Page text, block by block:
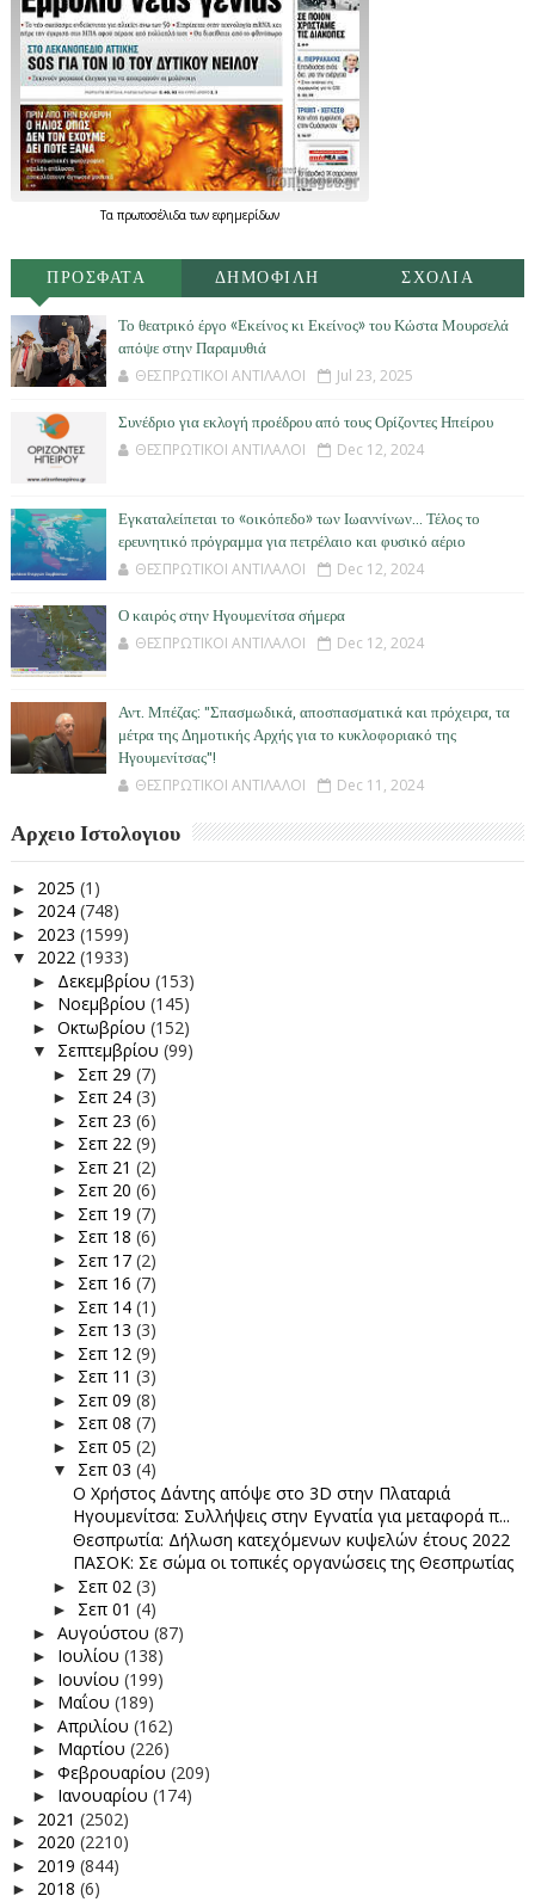
Τα πρωτοσέλιδατων εφημερίδων
ΠΡΟΣΦΑΤΑ ΔΗΜΟΦΙΛΗ ΣΧΟΛΙΑ
Το θεατρικό έργο «Εκείνος κι Εκείνος» του Κώστα Μουρσελά
απόψε στην Παραμυθιά
ΘΕΣΠΡΩΤΙΚΟΙ ΑΝΤΙΛΑΛΟΙ Jul 23, 2025
Συνέδριο για εκλογή προέδρου από τους Ορίζοντες Ηπείρου
ΘΕΣΠΡΩΤΙΚΟΙ ΑΝΤΙΛΑΛΟΙ Dec 12, 2024
Εγκαταλείπεται το «οικόπεδο» των Ιωαννίνων… Τέλος το
ερευνητικό πρόγραμμα για πετρέλαιο και φυσικό αέριο
ΘΕΣΠΡΩΤΙΚΟΙ ΑΝΤΙΛΑΛΟΙ Dec 12, 2024
Ο καιρός στην Ηγουμενίτσα σήμερα
ΘΕΣΠΡΩΤΙΚΟΙ ΑΝΤΙΛΑΛΟΙ Dec 12, 2024
Αντ. Μπέζας: "Σπασμωδικά, αποσπασματικά και πρόχειρα, τα
μέτρα της Δημοτικής Αρχής για το κυκλοφοριακό της
Ηγουμενίτσας"!
ΘΕΣΠΡΩΤΙΚΟΙ ΑΝΤΙΛΑΛΟΙ Dec 11, 2024
Αρχειο Ιστολογιου
► 2025 (1)
► 2024 (748)
► 2023 (1599)
▼ 2022 (1933)
► Δεκεμβρίου (153)
► Νοεμβρίου (145)
► Οκτωβρίου (152)
▼ Σεπτεμβρίου (99)
► Σεπ 29 (7)
► Σεπ 24 (3)
► Σεπ 23 (6)
► Σεπ 22 (9)
► Σεπ 21 (2)
► Σεπ 20 (6)
► Σεπ 19 (7)
► Σεπ 18 (6)
► Σεπ 17 (2)
► Σεπ 16 (7)
► Σεπ 14 (1)
► Σεπ 13 (3)
► Σεπ 12 (9)
► Σεπ 11 (3)
► Σεπ 09 (8)
► Σεπ 08 (7)
► Σεπ 05 (2)
▼ Σεπ 03 (4)
Ο Χρήστος Δάντης απόψε στο 3D στην Πλαταριά
Ηγουμενίτσα: Συλλήψεις στην Εγνατία για μεταφορά π...
Θεσπρωτία: Δήλωση κατεχόμενων κυψελών έτους 2022
ΠΑΣΟΚ: Σε σώμα οι τοπικές οργανώσεις της Θεσπρωτίας
► Σεπ 02 (3)
► Σεπ 01 (4)
► Αυγούστου (87)
► Ιουλίου (138)
► Ιουνίου (199)
► Μαΐου (189)
► Απριλίου (162)
► Μαρτίου (226)
► Φεβρουαρίου (209)
► Ιανουαρίου (174)
► 2021 (2502)
► 2020 (2210)
► 2019 (844)
► 2018 (6)